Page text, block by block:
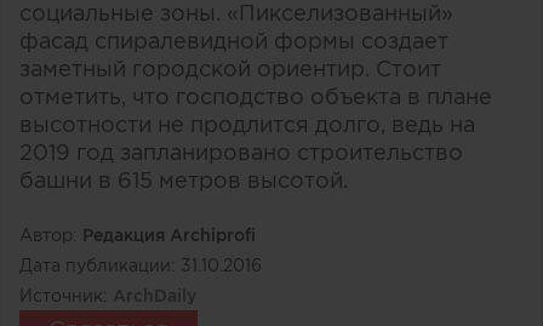
социальные зоны. «Пикселизованный»
фасад спиралевидной формы создает
заметный городской ориентир. Стоит
отметить, что господство объекта в плане
высотности не продлится долго, ведь на
2019 год запланировано строительство
башни в 615 метров высотой.
Автор: Редакция Archiprofi
Дата публикации: 31.10.2016
Источник: ArchDaily